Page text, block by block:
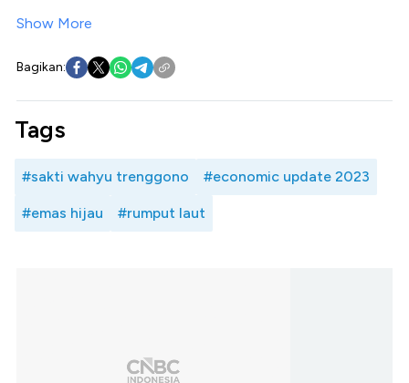
Show More
Bagikan:
Tags
#sakti wahyu trenggono #economic update 2023
#emas hijau #rumput laut